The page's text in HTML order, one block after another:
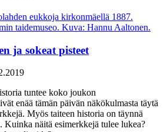
ja sokeat pisteet
tuntee koko joukon
enää tämän päivän näkökulmasta täytä
Myös taiteen historia on täynnä
näitä esimerkkejä tulee lukea?